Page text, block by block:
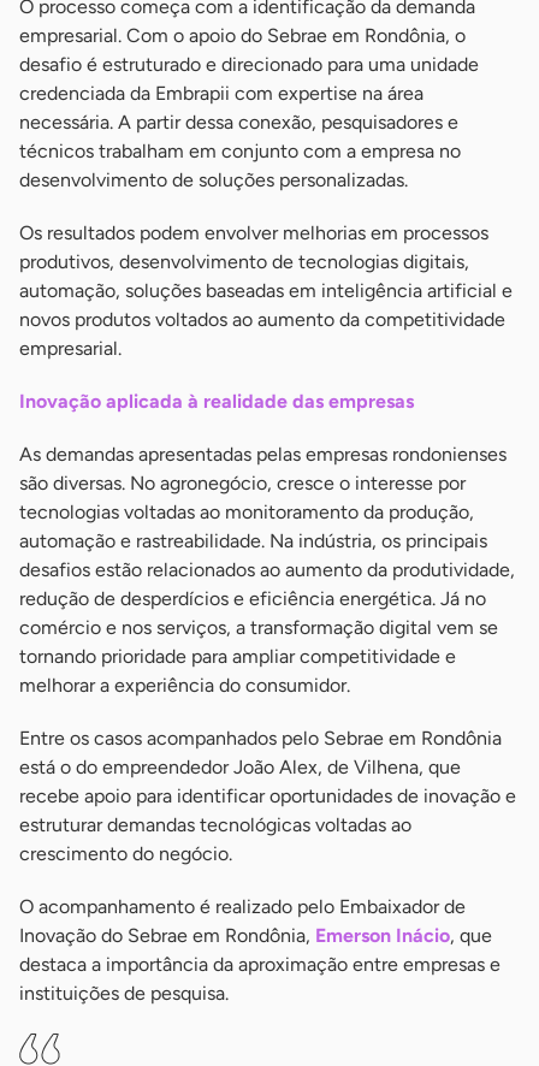
O processo começa com a identificação da demanda
empresarial. Com o apoio do Sebrae em Rondônia, o
desafio é estruturado e direcionado para uma unidade
credenciada da Embrapii com expertise na área
necessária. A partir dessa conexão, pesquisadores e
técnicos trabalham em conjunto com a empresa no
desenvolvimento de soluções personalizadas.
Os resultados podem envolver melhorias em processos
produtivos, desenvolvimento de tecnologias digitais,
automação, soluções baseadas em inteligência artificial e
novos produtos voltados ao aumento da competitividade
empresarial.
Inovação aplicada à realidade das empresas
As demandas apresentadas pelas empresas rondonienses
são diversas. No agronegócio, cresce o interesse por
tecnologias voltadas ao monitoramento da produção,
automação e rastreabilidade. Na indústria, os principais
desafios estão relacionados ao aumento da produtividade,
redução de desperdícios e eficiência energética. Já no
comércio e nos serviços, a transformação digital vem se
tornando prioridade para ampliar competitividade e
melhorar a experiência do consumidor.
Entre os casos acompanhados pelo Sebrae em Rondônia
está o do empreendedor João Alex, de Vilhena, que
recebe apoio para identificar oportunidades de inovação e
estruturar demandas tecnológicas voltadas ao
crescimento do negócio.
O acompanhamento é realizado pelo Embaixador de
Inovação do Sebrae em Rondônia, Emerson Inácio, que
destaca a importância da aproximação entre empresas e
instituições de pesquisa.